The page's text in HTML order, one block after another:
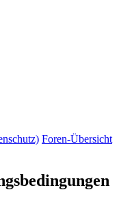
Foren-Übersicht